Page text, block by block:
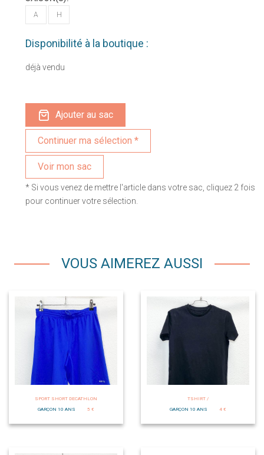
A H
Disponibilité à la boutique :
déjà vendu
Ajouter au sac
Voir mon sac
* Si vous venez de mettre l'article dans votre sac, cliquez 2 fois
pour continuer votre sélection.
VOUS AIMEREZ AUSSI
SPORT SHORT DECATHLON
GARÇON 10 ANS
5 €
TSHIRT /
GARÇON 10 ANS
4 €